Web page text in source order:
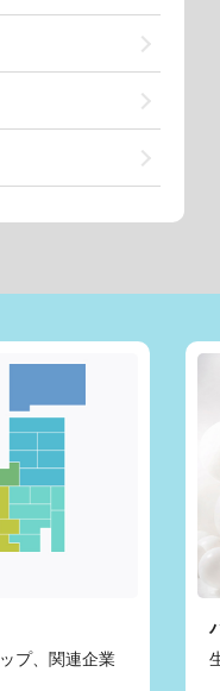
プ、関連企業